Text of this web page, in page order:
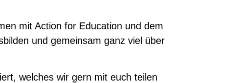
mit Action for Education und dem
und gemeinsam ganz viel über
welches wir gern mit euch teilen